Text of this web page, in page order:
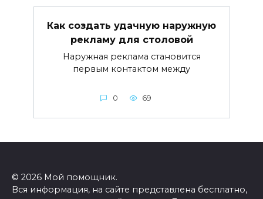
Как создать удачную наружную
рекламу для столовой
Наружная реклама становится
первым контактом между
0 69
© 2026 Мой помощник.
Вся информация, на сайте представлена бесплатно,